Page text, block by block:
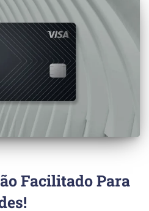
Facilitado Para